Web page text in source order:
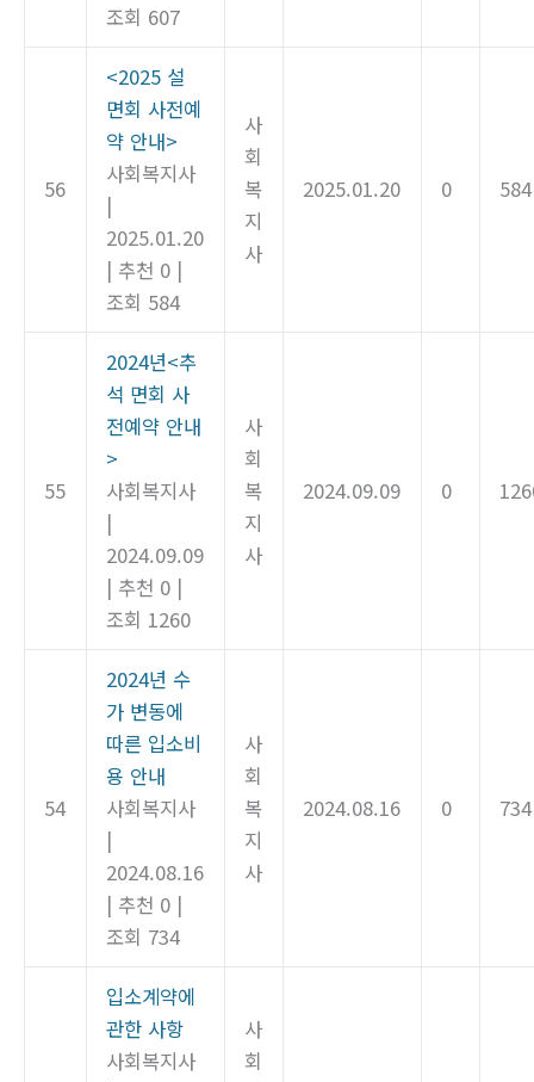
조회 607
56
<2025 설
면회 사전예
약 안내>
사회복지사
|
2025.01.20
| 추천 0 |
조회 584
사
회
복
지
사
2025.01.20 0 584
55
2024년<추
석 면회 사
전예약 안내
>
사회복지사
|
2024.09.09
| 추천 0 |
조회 1260
사
회
복
지
사
2024.09.09 0
54
2024년 수
가 변동에
따른 입소비
용 안내
사회복지사
|
2024.08.16
| 추천 0 |
조회 734
사
회
복
지
사
2024.08.16 0 734
입소계약에
관한 사항
사회복지사
사
회